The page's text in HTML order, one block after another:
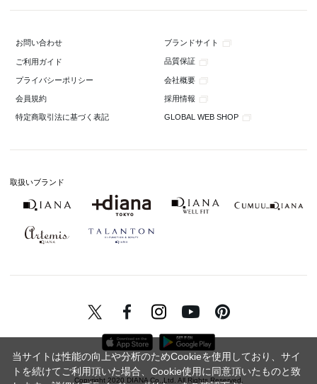
お問い合わせ ブランドサイト
ご利用ガイド 品質保証
プライバシーポリシー 会社概要
会員規約 採用情報
特定商取引法に基づく表記 GLOBAL WEB SHOP
取扱いブランド
Copyright 2020 DIANA Co.,Ltd. All Rights Reserved.
当サイトは性能の向上や分析のためCookieを使用しており、サイ
トを続けてご利用頂いた場合、Cookie使用に同意頂いたものと致